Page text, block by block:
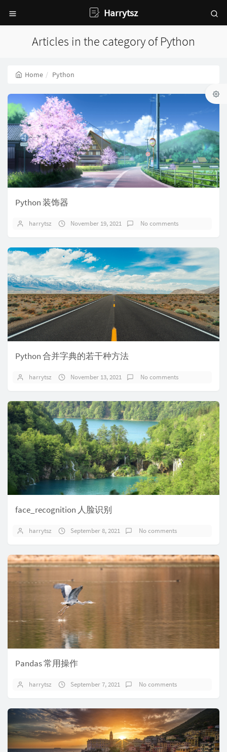
Harrytsz
Articles in the category of Python
Home Python
Python 装饰器
harrytsz November 19, 2021 No comments
Python 合并字典的若干种方法
harrytsz November 13, 2021 No comments
face_recognition 人脸识别
harrytsz September 8, 2021 No comments
Pandas 常用操作
harrytsz September 7, 2021 No comments